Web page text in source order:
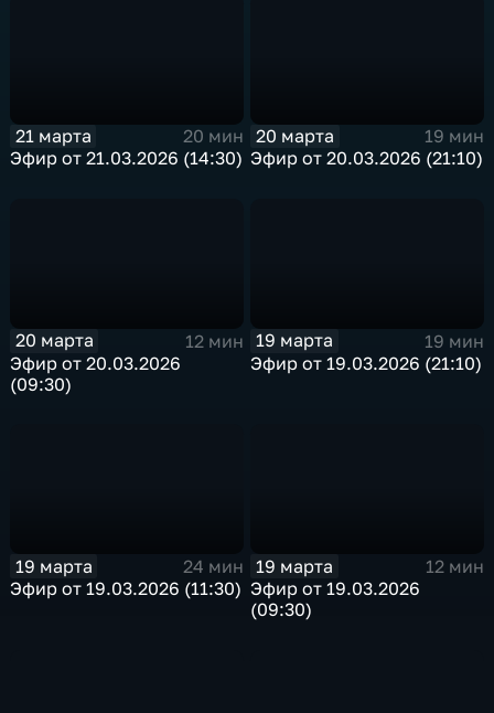
21 марта
20 мин
Эфир от 21.03.2026 (14:30)
20 марта
19 мин
Эфир от 20.03.2026 (21:10)
20 марта
12 мин
Эфир от 20.03.2026
(09:30)
19 марта
19 мин
Эфир от 19.03.2026 (21:10)
19 марта
24 мин
Эфир от 19.03.2026 (11:30)
19 марта
12 мин
Эфир от 19.03.2026
(09:30)